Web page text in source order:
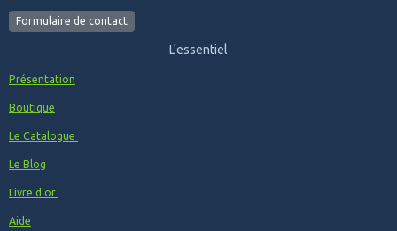
Formulaire de contact
L'essentiel
Présentation
Boutique
Le Catalogue
Le Blog
Livre d'or
Aide